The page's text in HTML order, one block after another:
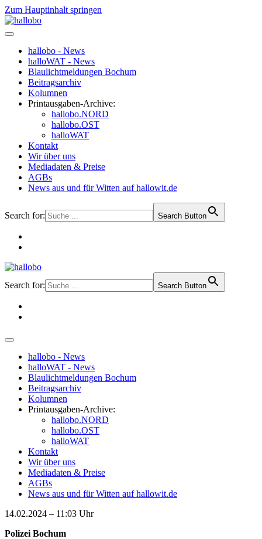
Zum Hauptinhalt springen
hallobo - News
halloWAT - News
Blaulichtmeldungen Bochum
Beitragsarchiv
Kolumnen
Printausgaben-Archive:
hallobo.NORD
hallobo.OST
halloWAT
Kontakt
Wir über uns
Mediadaten & Preise
AGBs
News aus und für Witten auf hallowit.de
Search for: Search Button
Search for: Search Button
hallobo - News
halloWAT - News
Blaulichtmeldungen Bochum
Beitragsarchiv
Kolumnen
Printausgaben-Archive:
hallobo.NORD
hallobo.OST
halloWAT
Kontakt
Wir über uns
Mediadaten & Preise
AGBs
News aus und für Witten auf hallowit.de
14.02.2024 – 11:03 Uhr
Polizei Bochum